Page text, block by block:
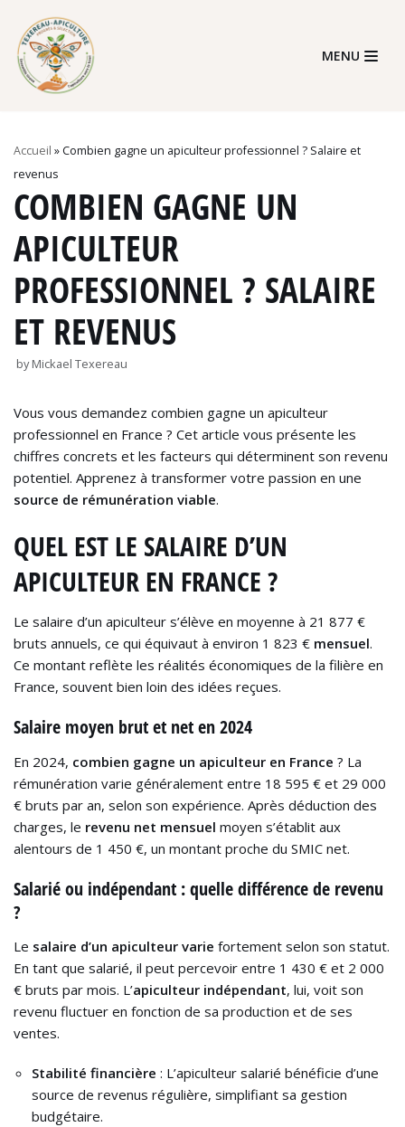
Skip
to
content
MENU
Accueil » Combien gagne un apiculteur professionnel ? Salaire et
revenus
COMBIEN GAGNE UN
APICULTEUR
PROFESSIONNEL ? SALAIRE
ET REVENUS
byMickael Texereau
Vous vous demandez combien gagne un apiculteur
professionnel en France ? Cet article vous présente les
chiffres concrets et les facteurs qui déterminent son revenu
potentiel. Apprenez à transformer votre passion en une
source de rémunération viable.
QUEL EST LE SALAIRE D’UN
APICULTEUR EN FRANCE ?
Le salaire d’un apiculteur s’élève en moyenne à 21 877 €
bruts annuels, ce qui équivaut à environ 1 823 € mensuel.
Ce montant reflète les réalités économiques de la filière en
France, souvent bien loin des idées reçues.
Salaire moyen brut et net en 2024
En 2024, combien gagne un apiculteur en France ? La
rémunération varie généralement entre 18 595 € et 29 000
€ bruts par an, selon son expérience. Après déduction des
charges, le revenu net mensuel moyen s’établit aux
alentours de 1 450 €, un montant proche du SMIC net.
Salarié ou indépendant : quelle différence de revenu
?
Le salaire d’un apiculteur varie fortement selon son statut.
En tant que salarié, il peut percevoir entre 1 430 € et 2 000
€ bruts par mois. L’apiculteur indépendant, lui, voit son
revenu fluctuer en fonction de sa production et de ses
ventes.
Stabilité financière : L’apiculteur salarié bénéficie d’une
source de revenus régulière, simplifiant sa gestion
budgétaire.